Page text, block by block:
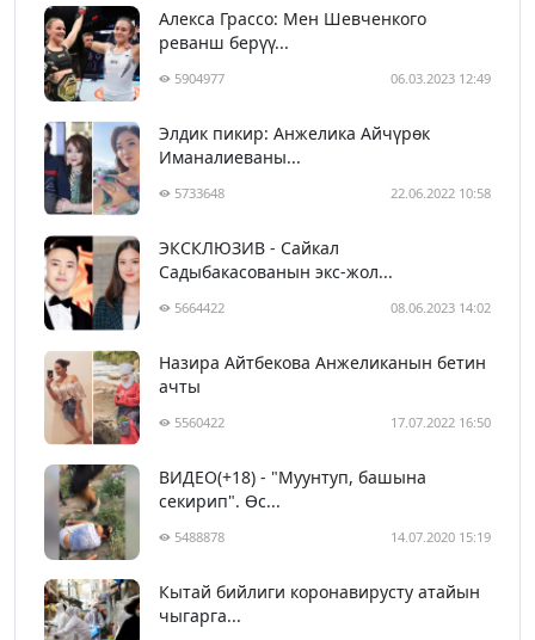
Алекса Грассо: Мен Шевченкого
реванш берүү...
5904977 06.03.2023 12:49
Элдик пикир: Анжелика Айчүрөк
Иманалиеваны...
5733648 22.06.2022 10:58
ЭКСКЛЮЗИВ - Сайкал
Садыбакасованын экс-жол...
5664422 08.06.2023 14:02
Назира Айтбекова Анжеликанын бетин
ачты
5560422 17.07.2022 16:50
ВИДЕО(+18) - "Муунтуп, башына
секирип". Өс...
5488878 14.07.2020 15:19
Кытай бийлиги коронавирусту атайын
чыгарга...